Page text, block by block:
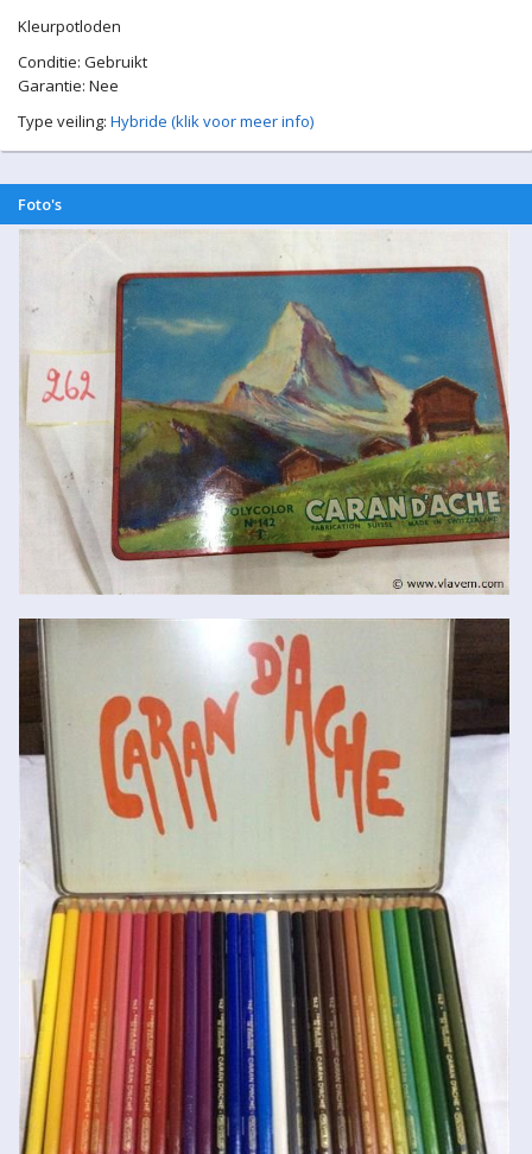
Kleurpotloden
Conditie: Gebruikt
Garantie: Nee
Type veiling: Hybride (klik voor meer info)
Foto's